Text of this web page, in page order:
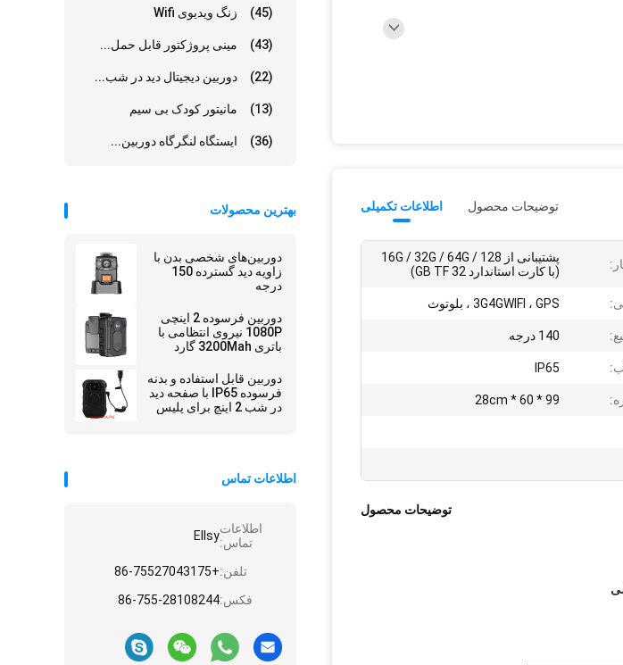
زنگ ویدیوی Wifi (45)
مینی پروژکتور قابل حمل... (43)
دوربین دیجیتال دید در شب... (22)
مانیتور کودک بی سیم (13)
ایستگاه لنگرگاه دوربین... (36)
بهترین محصولات
دوربین‌های شخصی بدن با
زاویه دید گسترده 150
درجه
دوربین فرسوده 2 اینچی
1080P نیروی انتظامی با
باتری 3200Mah گارد
دوربین قابل استفاده و بدنه
فرسوده IP65 با صفحه دید
در شب 2 اینچ برای پلیس
اطلاعات تماس
اطلاعات
تماس:Ellsy
تلفن:+86-75527043175
فکس:86-755-28108244
اطلاعات تکمیلی توضیحات محصول
پشتیبانی از 16G / 32G / 64G / 128
(با کارت استاندارد 32 GB TF)
3G4GWIFI ، GPS ، بلوتوث
140 درجه
IP65
99 * 60 * 28cm
توضیحات محصول